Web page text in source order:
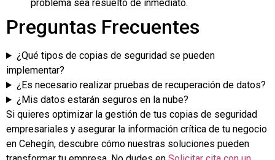
problema sea resuelto de inmediato.
Preguntas Frecuentes
¿Qué tipos de copias de seguridad se pueden
implementar?
¿Es necesario realizar pruebas de recuperación de datos?
¿Mis datos estarán seguros en la nube?
Si quieres optimizar la gestión de tus copias de seguridad
empresariales y asegurar la información crítica de tu negocio
en Cehegín, descubre cómo nuestras soluciones pueden